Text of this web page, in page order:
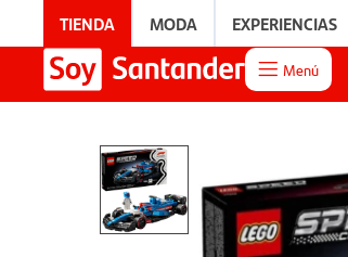
TIENDA MODA EXPERIENCIAS
 Menú